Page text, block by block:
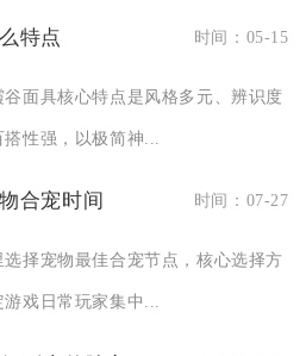
特点 时间：05-15
谷面具核心特点是风格多元、辨识度
搭性强，以极简神...
合宠时间 时间：07-27
选择宠物最佳合宠节点，核心选择方
游戏日常玩家集中...